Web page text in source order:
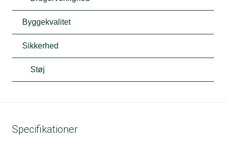
Byggekvalitet
Sikkerhed
Støj
Specifikationer